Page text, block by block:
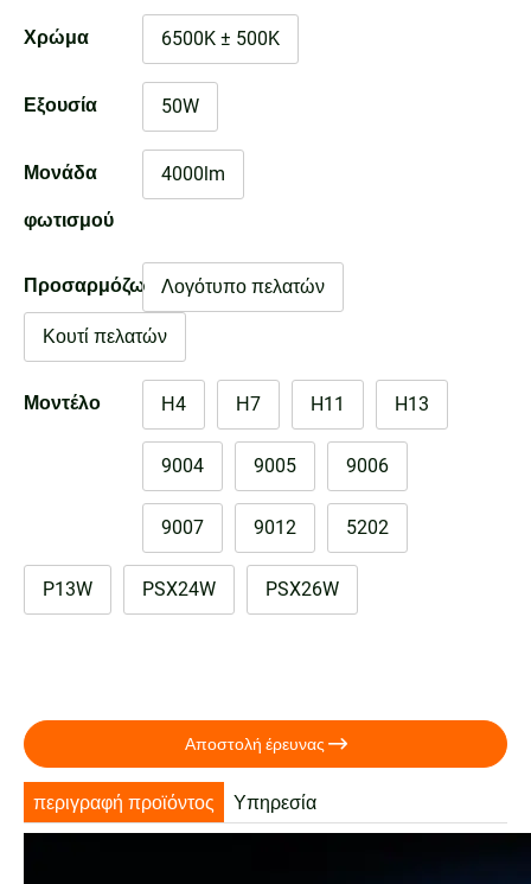
Χρώμα 6500K ± 500K
Εξουσία 50W
Μονάδα
φωτισμού
4000lm
Προσαρμόζω Λογότυπο πελατών
Κουτί πελατών
Μοντέλο Η4 Η7 H11 H13
9004 9005 9006
9007 9012 5202
P13W PSX24W PSX26W
Αποστολή έρευνας 
περιγραφή προϊόντος Υπηρεσία